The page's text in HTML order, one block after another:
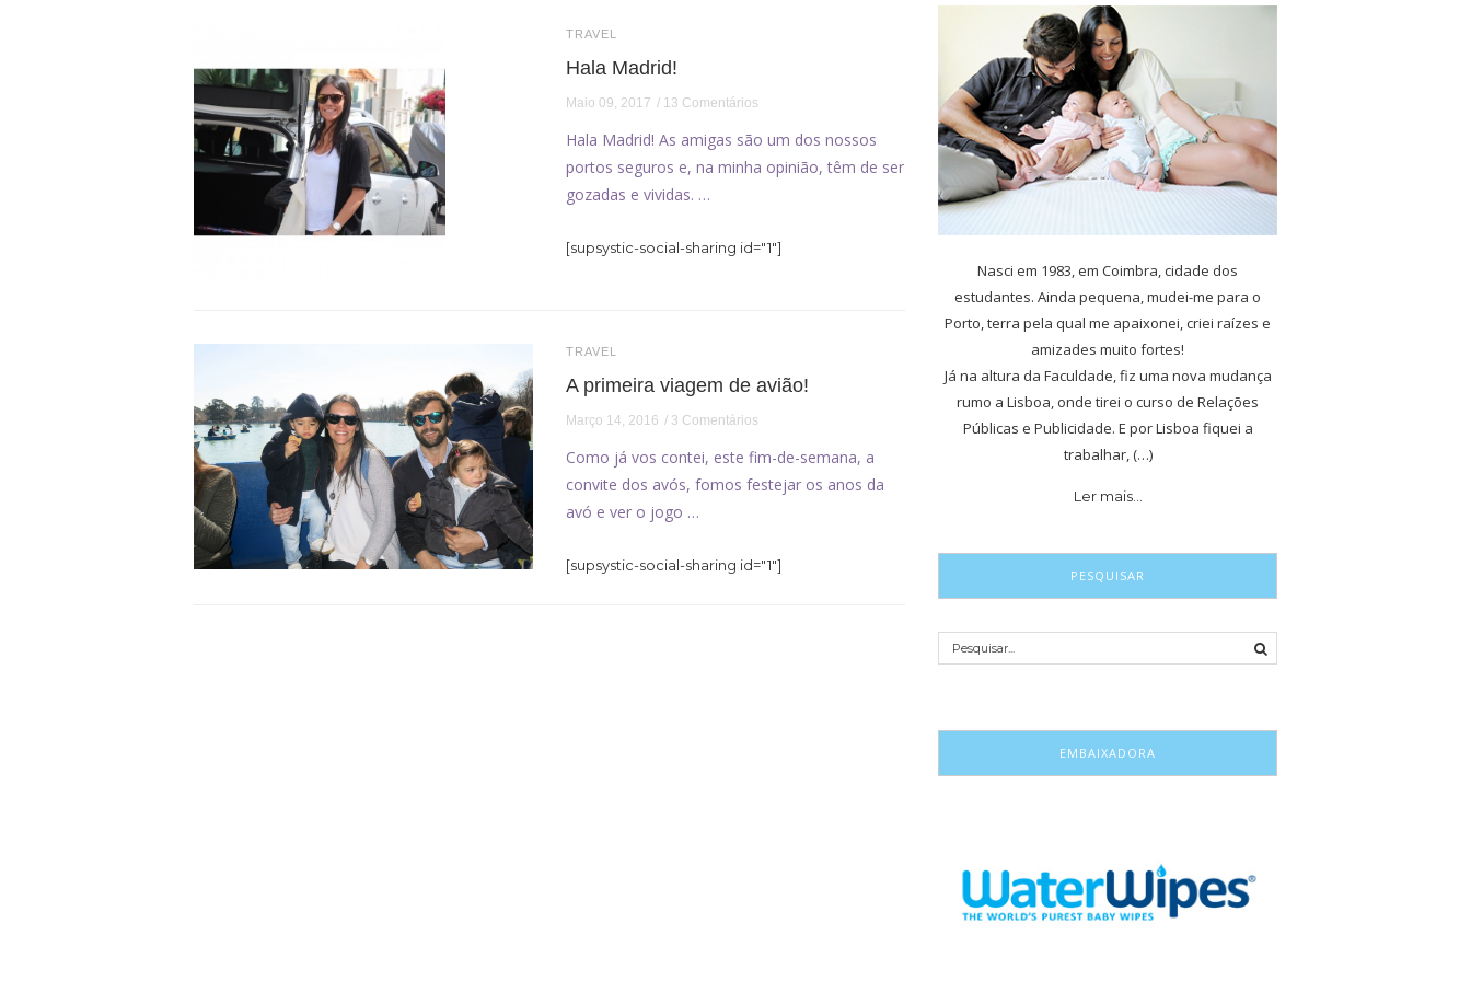
TRAVEL
Hala Madrid!
Maio 09, 2017 13 Comentários
Hala Madrid! As amigas são um dos nossos
portos seguros e, na minha opinião, têm de ser
gozadas e vividas. …
[supsystic-social-sharing id="1"]
TRAVEL
A primeira viagem de avião!
Março 14, 2016 3 Comentários
Como já vos contei, este fim-de-semana, a
convite dos avós, fomos festejar os anos da
avó e ver o jogo …
[supsystic-social-sharing id="1"]
Nasci em 1983, em Coimbra, cidade dos
estudantes. Ainda pequena, mudei-me para o
Porto, terra pela qual me apaixonei, criei raízes e
amizades muito fortes!
Já na altura da Faculdade, fiz uma nova mudança
rumo a Lisboa, onde tirei o curso de Relações
Públicas e Publicidade. E por Lisboa fiquei a
trabalhar, (…)
Ler mais…
PESQUISAR
EMBAIXADORA